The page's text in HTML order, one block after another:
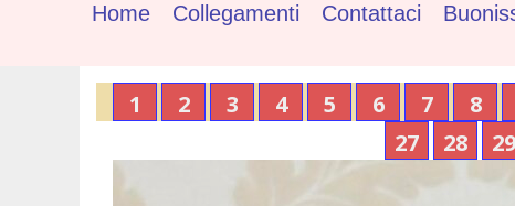
Home Collegamenti Contattaci
1 2 3 4 5 6 7 8
27
28 29